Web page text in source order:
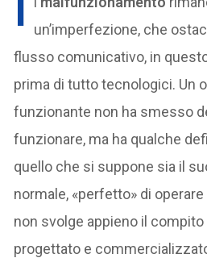
un’imperfezione, che
flusso comunicativo, in
prima di tutto tecnologici. Un
funzionante non ha smesso
funzionare, ma ha qualche
quello che si suppone sia il
normale, «perfetto» di
non svolge appieno il
progettato e